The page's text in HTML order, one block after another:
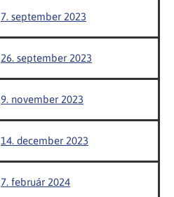
7. september 2023
26. september 2023
9. november 2023
14. december 2023
7. február 2024